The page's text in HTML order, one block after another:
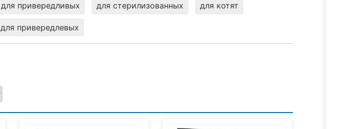
для привередливых для стерилизованных для котят
для привередлевых